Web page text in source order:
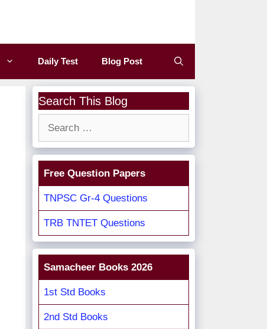
Daily Test Blog Post
Search This Blog
Free Question Papers
TNPSC Gr-4 Questions
TRB TNTET Questions
Samacheer Books 2026
1st Std Books
2nd Std Books